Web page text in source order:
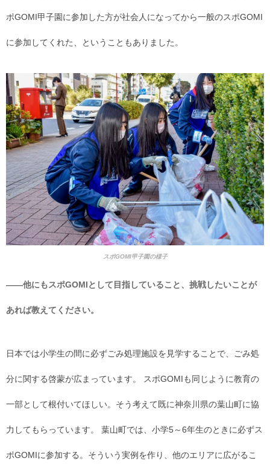
ポGOMI甲子園に参加した方が社会人になってから一般のスポGOMI
に参加してくれた、ということもありました。
スポGOMI甲子園の様子
――他にもスポGOMIとして目指していること、挑戦したいことが
あれば教えてください。
日本では小学生の間に必ずごみ処理施設を見学することで、ごみ処
分に関する啓蒙が広まっています。 スポGOMIも同じように教育の
一部として根付いてほしい。そう考えて既に神奈川県の葉山町に協
力してもらっています。 葉山町では、小学5～6年生のときに必ずス
ポGOMIに参加する。そういう実例を作り、他のエリアに広がるこ